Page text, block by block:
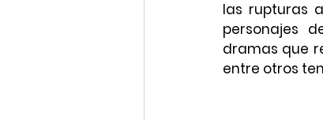
las rupturas
personajes
dramas que
entre otros